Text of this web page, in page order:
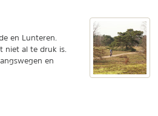
en Lunteren.
niet al te druk is.
en